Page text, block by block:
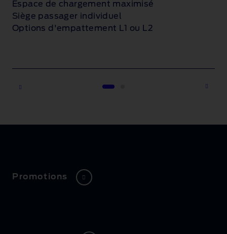
Espace de chargement maximisé
Siège passager individuel
Options d'empattement L1 ou L2
1 of 2
Promotions